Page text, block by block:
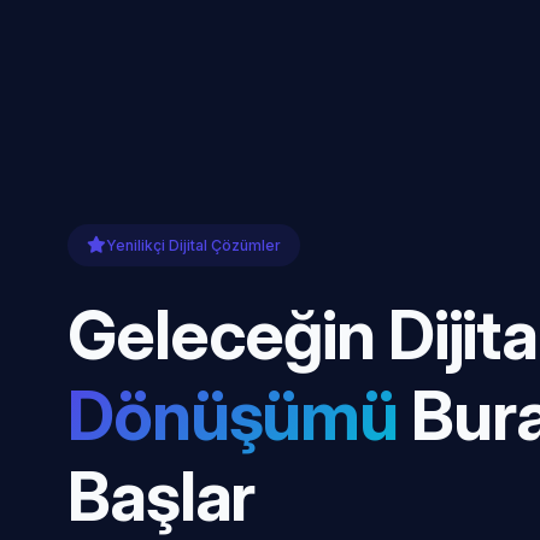
Yenilikçi Dijital Çözümler
Geleceğin
Dönüşümü
Başlar